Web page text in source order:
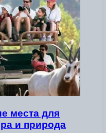
места для
и природа